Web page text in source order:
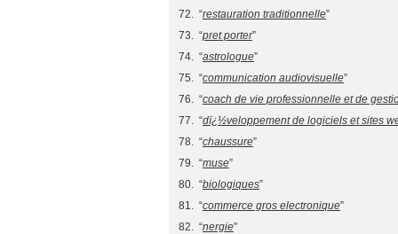
72. “restauration traditionnelle”
73. “pret porter”
74. “astrologue”
75. “communication audiovisuelle”
76. “coach de vie professionnelle et de
77. “dï¿½veloppement de logiciels et sites
78. “chaussure”
79. “muse”
80. “biologiques”
81. “commerce gros electronique”
82. “nergie”